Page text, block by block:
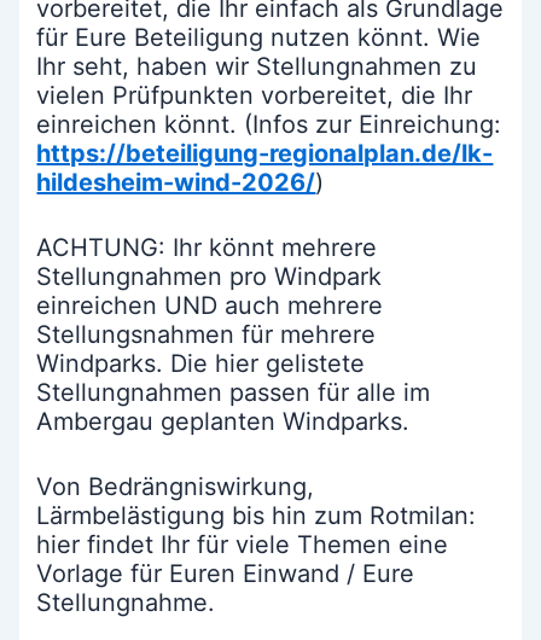
vorbereitet, die Ihr einfach als Grundlage
für Eure Beteiligung nutzen könnt. Wie
Ihr seht, haben wir Stellungnahmen zu
vielen Prüfpunkten vorbereitet, die Ihr
einreichen könnt. (Infos zur Einreichung:
https://beteiligung-regionalplan.de/lk-
hildesheim-wind-2026/)
ACHTUNG: Ihr könnt mehrere
Stellungnahmen pro Windpark
einreichen UND auch mehrere
Stellungsnahmen für mehrere
Windparks. Die hier gelistete
Stellungnahmen passen für alle im
Ambergau geplanten Windparks.
Von Bedrängniswirkung,
Lärmbelästigung bis hin zum Rotmilan:
hier findet Ihr für viele Themen eine
Vorlage für Euren Einwand / Eure
Stellungnahme.